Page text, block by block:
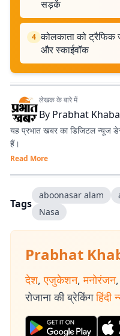
सड़कें
4 कोलकाता को ट्रैफिक
और स्काईवॉक
लेखक के बारे में
By Prabhat
यह प्रभात खबर का डिजिटल न्यूज
हैं।
Read More
Tags
aboonasar alam
Nasa
Prabhat
देश, एजुकेशन, मनोरंजन,
रोजाना की ब्रेकिंग हिंदी